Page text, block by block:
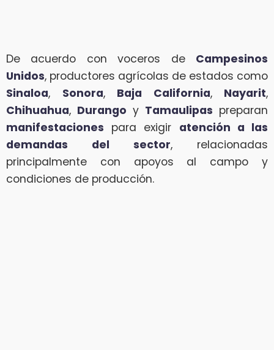
De acuerdo con voceros de Campesinos
Unidos, productores agrícolas de estados como
Sinaloa, Sonora, Baja California, Nayarit,
Chihuahua, Durango y Tamaulipas preparan
manifestaciones para exigir atención a las
demandas del sector, relacionadas
principalmente con apoyos al campo y
condiciones de producción.